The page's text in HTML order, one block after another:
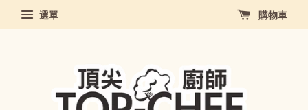
選單 購物車